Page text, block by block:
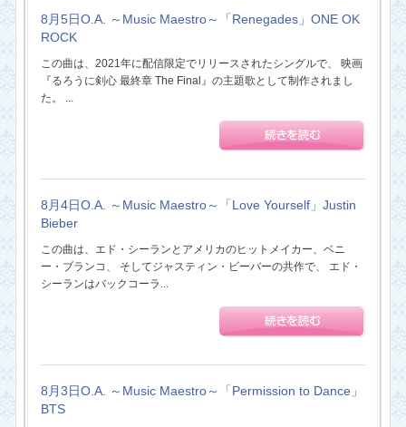
8月5日O.A. ～Music Maestro～「Renegades」ONE OK
ROCK
この曲は、2021年に配信限定でリリースされたシングルで、 映画
『るろうに剣心 最終章 The Final』の主題歌として制作されまし
た。 ...
8月4日O.A. ～Music Maestro～「Love Yourself」Justin
Bieber
この曲は、エド・シーランとアメリカのヒットメイカー、ベニ
ー・ブランコ、 そしてジャスティン・ビーバーの共作で、 エド・
シーランはバックコーラ...
8月3日O.A. ～Music Maestro～「Permission to Dance」
BTS